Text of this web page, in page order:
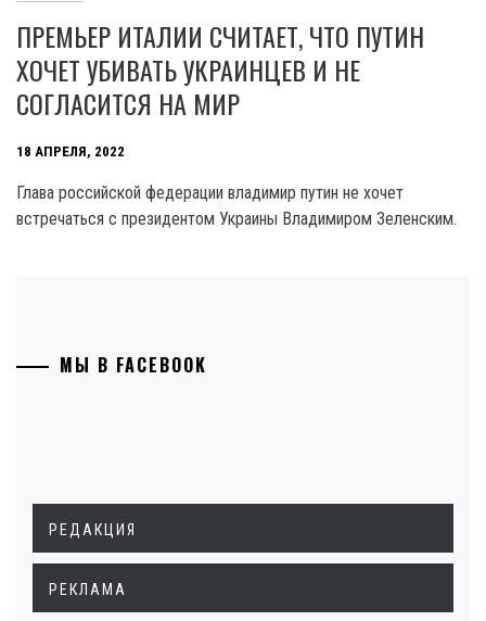
ПРЕМЬЕР ИТАЛИИ СЧИТАЕТ, ЧТО ПУТИН
ХОЧЕТ УБИВАТЬ УКРАИНЦЕВ И НЕ
СОГЛАСИТСЯ НА МИР
18 АПРЕЛЯ, 2022
Глава российской федерации владимир путин не хочет
встречаться с президентом Украины Владимиром Зеленским.
МЫ В FACEBOOK
РЕДАКЦИЯ
РЕКЛАМА